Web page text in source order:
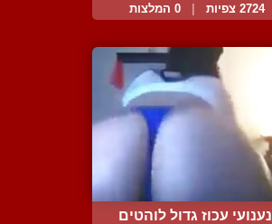
2724 צפיות | 0 המלצות
נענועי עכוז גדול לוהטים